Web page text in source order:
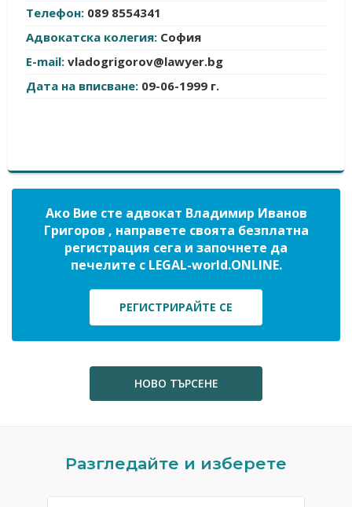
Телефон: 089 8554341
Адвокатска колегия: София
E-mail: vladogrigorov@lawyer.bg
Дата на вписване: 09-06-1999 г.
Ако Вие сте адвокат Владимир Иванов
Григоров , направете своята безплатна
регистрация сега и започнете да
печелите с LEGAL-world.ONLINE.
РЕГИСТРИРАЙТЕ СЕ
НОВО ТЪРСЕНЕ
Разгледайте и изберете